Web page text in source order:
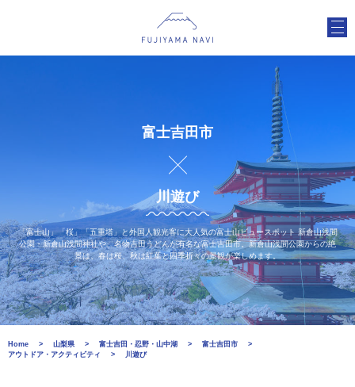
富士吉田市
川遊び
「富士山」「桜」「五重塔」と外国人観光客に大人気の富士山ビュースポット 新倉山浅間
公園・新倉山浅間神社や、名物吉田うどんが有名な富士吉田市。新倉山浅間公園からの絶
景は、春は桜、秋は紅葉と四季折々の景観が楽しめます。
Home 山梨県 富士吉田・忍野・山中湖
富士吉田市
アウトドア・アクティビティ
川遊び